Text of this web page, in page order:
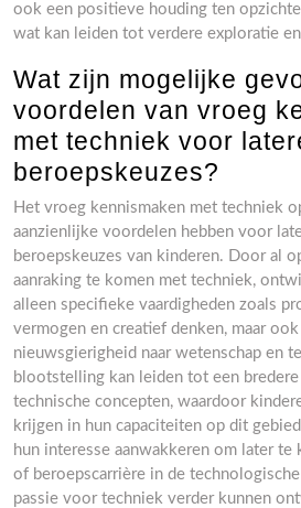
ook een positieve houding ten
wat kan leiden tot verdere exploratie
Wat zijn mogelijke
voordelen van vroeg
met techniek voor
beroepskeuzes?
Het vroeg kennismaken met techniek
aanzienlijke voordelen hebben voor
beroepskeuzes van kinderen. Door al
aanraking te komen met techniek,
alleen specifieke vaardigheden zoals
vermogen en creatief denken, maar
nieuwsgierigheid naar wetenschap en
blootstelling kan leiden tot een
technische concepten, waardoor
krijgen in hun capaciteiten op dit
hun interesse aanwakkeren om later
of beroepscarrière in de
passie voor techniek verder kunnen